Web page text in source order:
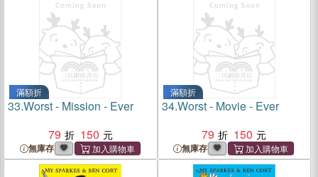
滿額折
33.Worst - Mission - Ever
79
150
無庫存
滿額折
34.Worst - Movie - Ever
79
150
無庫存